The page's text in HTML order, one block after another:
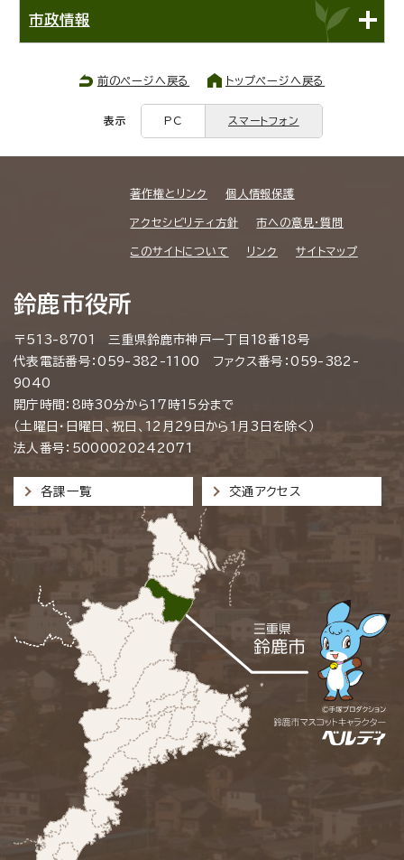
市政情報
前のページへ戻る トップページへ戻る
表示 PC スマートフォン
著作権とリンク 個人情報保護
アクセシビリティ方針 市への意見・質問
このサイトについて リンク サイトマップ
鈴鹿市役所
〒513-8701 三重県鈴鹿市神戸一丁目18番18号
代表電話番号：059-382-1100 ファクス番号：059-382-
9040
開庁時間：8時30分から17時15分まで
（土曜日・日曜日、祝日、12月29日から1月3日を除く）
法人番号：5000020242071
各課一覧 交通アクセス